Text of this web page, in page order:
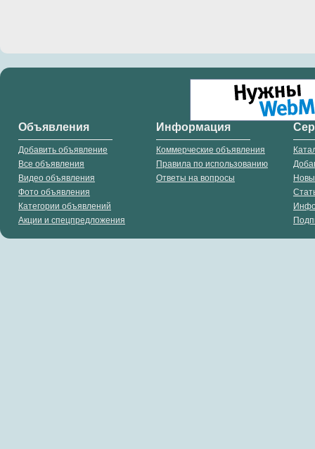
Объявления
Добавить объявление
Все объявления
Видео объявления
Фото объявления
Категории объявлений
Акции и спецпредложения
Информация
Коммерческие объявления
Правила по использованию
Ответы на вопросы